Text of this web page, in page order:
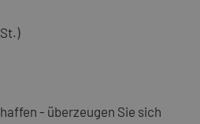
- überzeugen Sie sich